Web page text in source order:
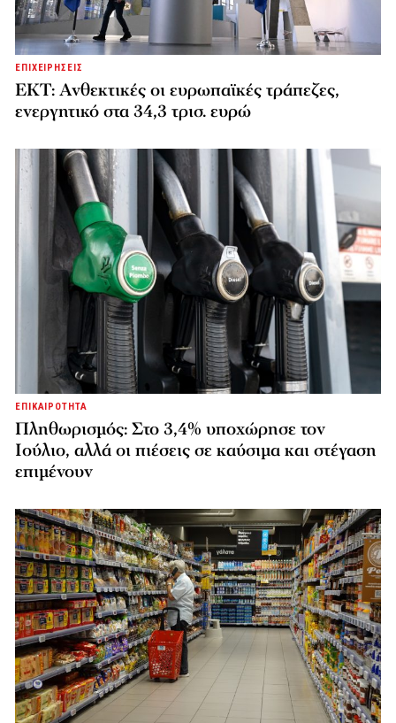
ΕΠΙΧΕΙΡΗΣΕΙΣ
ΕΚΤ: Ανθεκτικές οι ευρωπαϊκές τράπεζες,
ενεργητικό στα 34,3 τρισ. ευρώ
ΕΠΙΚΑΙΡΟΤΗΤΑ
Πληθωρισμός: Στο 3,4% υποχώρησε τον
Ιούλιο, αλλά οι πιέσεις σε καύσιμα και στέγαση
επιμένουν